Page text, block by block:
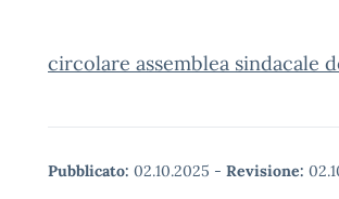
circolare assemblea sindacale
Pubblicato: 02.10.2025 - Revisione: